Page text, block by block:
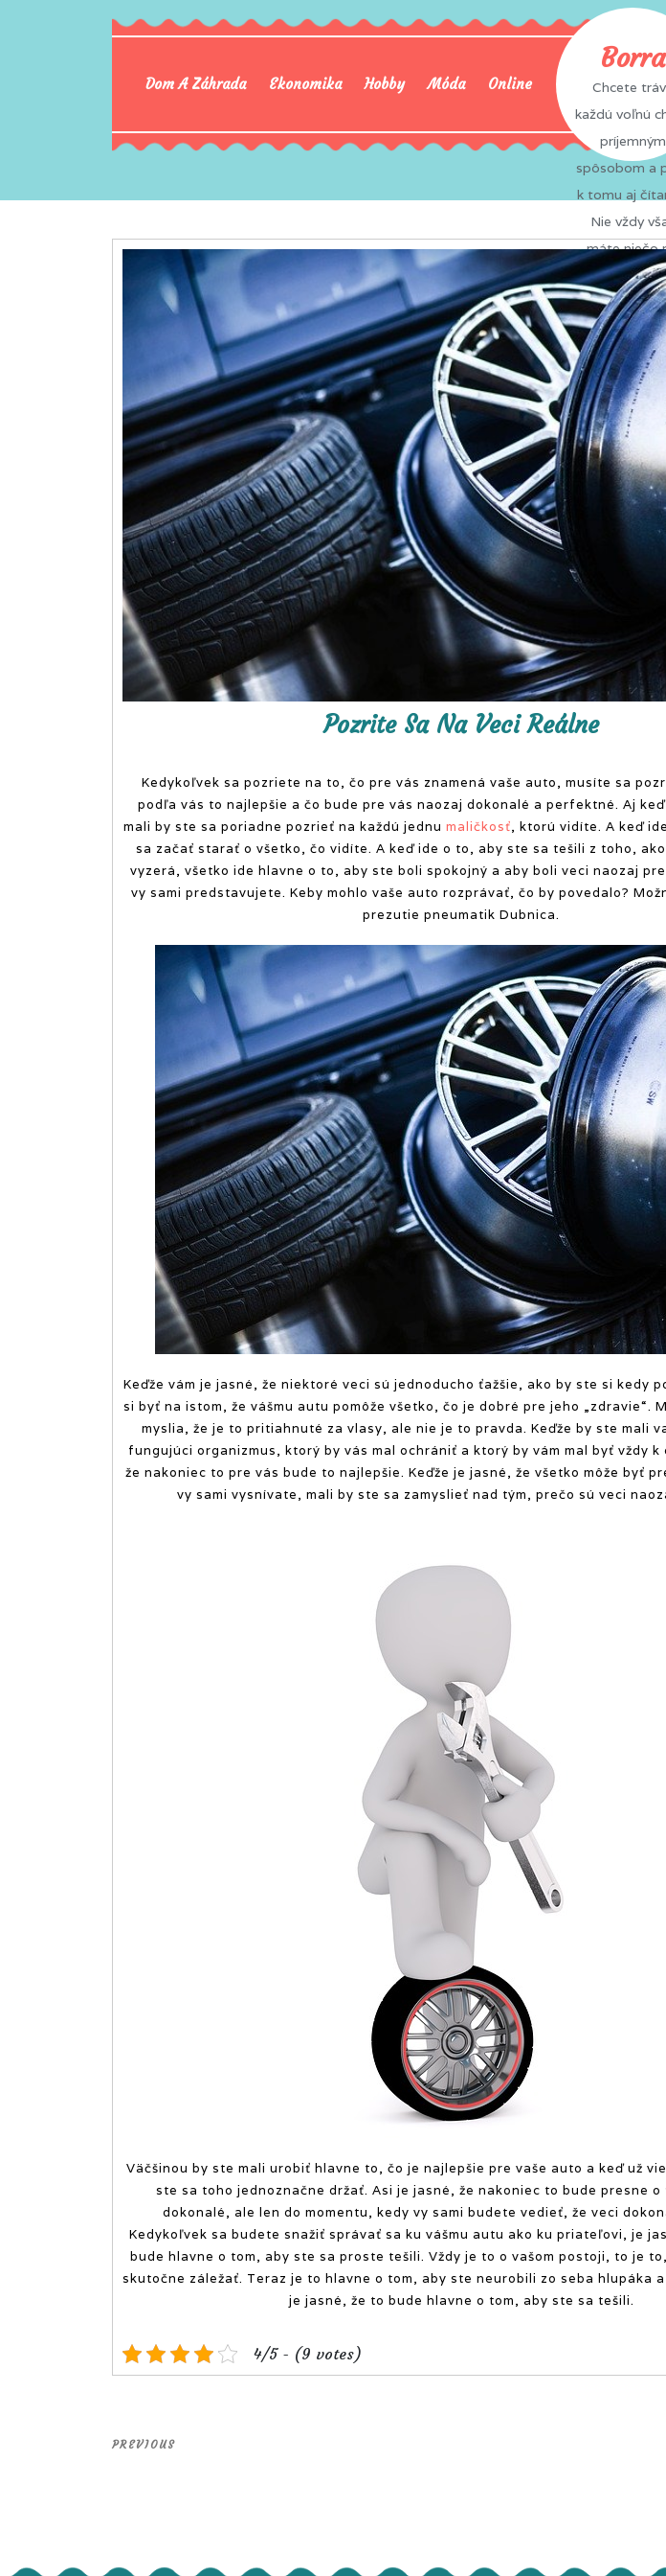
Dom A Záhrada Ekonomika Hobby Móda Online
Borra
Chcete
každú voľnú
príjemným
spôsobom a
k tomu aj
Nie vždy
máte niečo
ruke a tak
zabíjate
nudou? To sa
už nemôže
pretože na
vždy a všade
obsahovo
online
Pozrite Sa Na Veci Reálne
Kedykoľvek sa pozriete na to, čo pre vás znamená vaše auto, musíte sa
podľa vás to najlepšie a čo bude pre vás naozaj dokonalé a perfektné. Aj
mali by ste sa poriadne pozrieť na každú jednu maličkosť, ktorú vidíte. A keď
sa začať starať o všetko, čo vidíte. A keď ide o to, aby ste sa tešili z toho,
vyzerá, všetko ide hlavne o to, aby ste boli spokojný a aby boli veci naozaj
vy sami predstavujete. Keby mohlo vaše auto rozprávať, čo by povedalo?
prezutie pneumatik Dubnica.
Keďže vám je jasné, že niektoré veci sú jednoducho ťažšie, ako by ste si kedy
si byť na istom, že vášmu autu pomôže všetko, čo je dobré pre jeho „zdravie“.
myslia, že je to pritiahnuté za vlasy, ale nie je to pravda. Keďže by ste mali
fungujúci organizmus, ktorý by vás mal ochrániť a ktorý by vám mal byť vždy
že nakoniec to pre vás bude to najlepšie. Keďže je jasné, že všetko môže byť
vy sami vysnívate, mali by ste sa zamyslieť nad tým, prečo sú veci
Väčšinou by ste mali urobiť hlavne to, čo je najlepšie pre vaše auto a keď už
ste sa toho jednoznačne držať. Asi je jasné, že nakoniec to bude presne o
dokonalé, ale len do momentu, kedy vy sami budete vedieť, že veci
Kedykoľvek sa budete snažiť správať sa ku vášmu autu ako ku priateľovi, je
bude hlavne o tom, aby ste sa proste tešili. Vždy je to o vašom postoji, to je
skutočne záležať. Teraz je to hlavne o tom, aby ste neurobili zo seba hlupáka
je jasné, že to bude hlavne o tom, aby ste sa tešili.
4/5 - (9 votes)
Previous
PREVIOUS